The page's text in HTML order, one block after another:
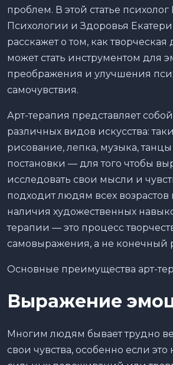
проблем. В этой статье психолог
Психологии и Здоровья
расскажет о том, как творческая
может стать инструментом для
преображения и улучшения
самочувствия.
Арт-терапия представляет
различных видов искусства:
рисование, лепка, музыка,
постановки — для того чтобы
исследовать свои мысли и
подходит людям всех возрастов
наличия художественных
терапии — это процесс
самовыражения, а не конечный
Основные преимущества арт-
Выражение
Многим людям бывает трудно
свои чувства, особенно если это